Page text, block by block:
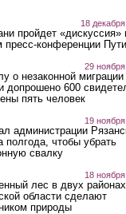
18
пройдет «дискуссия»
пресс-конференции
29
о незаконной миграции
допрошено 600
пять человек
19
администрации
полгода, чтобы убрать
свалку
18
лес в двух районах
области сделают
природы